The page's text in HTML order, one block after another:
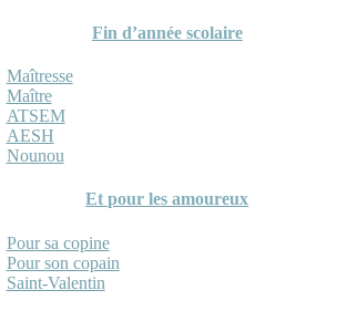
Fin d’année scolaire
Maîtresse
Maître
ATSEM
AESH
Nounou
Et pour les amoureux
Pour sa copine
Pour son copain
Saint-Valentin